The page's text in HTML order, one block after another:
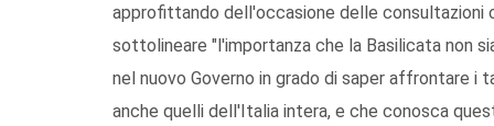
approfittando dell'occasione delle consultazioni
sottolineare "l'importanza che la Basilicata non
nel nuovo Governo in grado di saper affrontare i
anche quelli dell'Italia intera, e che conosca